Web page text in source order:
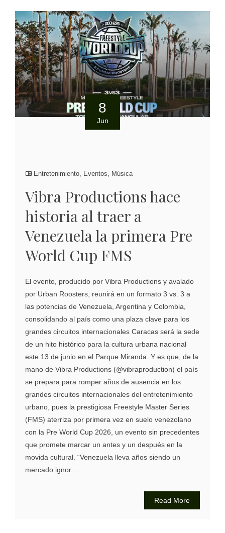
8
Jun
Entretenimiento, Eventos, Música
Vibra Productions hace
historia al traer a
Venezuela la primera Pre
World Cup FMS
El evento, producido por Vibra Productions y avalado
por Urban Roosters, reunirá en un formato 3 vs. 3 a
las potencias de Venezuela, Argentina y Colombia,
consolidando al país como una plaza clave para los
grandes circuitos internacionales Caracas será la sede
de un hito histórico para la cultura urbana nacional
este 13 de junio en el Parque Miranda. Y es que, de la
mano de Vibra Productions (@vibraproduction) el país
se prepara para romper años de ausencia en los
grandes circuitos internacionales del entretenimiento
urbano, pues la prestigiosa Freestyle Master Series
(FMS) aterriza por primera vez en suelo venezolano
con la Pre World Cup 2026, un evento sin precedentes
que promete marcar un antes y un después en la
movida cultural. “Venezuela lleva años siendo un
mercado ignor...
Read More